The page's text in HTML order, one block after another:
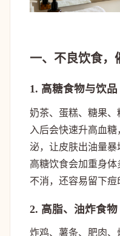
一、不良饮食，
1. 高糖食物与饮品
奶茶、蛋糕、糖果
入后会快速升高血
泌，让皮肤出油量
高糖饮食会加重身
不消，还容易留下痘
2. 高脂、油炸食物
炸鸡、薯条、肥肉